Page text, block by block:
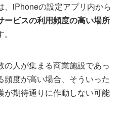
、iPhoneの設定アプリ内から
ービスの利用頻度の高い場所
人が集まる商業施設であっ
度が高い場合、そういった
が期待通りに作動しない可能